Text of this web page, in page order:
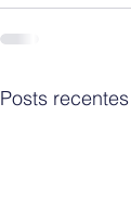
Posts recentes